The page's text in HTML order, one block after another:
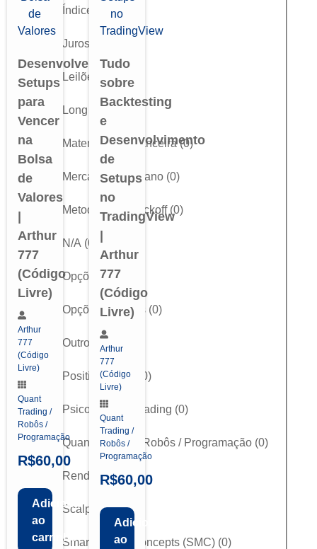
Índice
Juros (DI)
Leilões
Long & Short(0 )
Matemática Financeira(0)
Mercado Americano (0)
Metodologia Wyckoff (0)
N/A (0
Opções(0)
Opções Binárias (0)
Outros (0)
Position Trade 0)
Psicologia do Trading (0)
Quant Trading / Robôs / Programação (0)
Renda Fixa(0
Scalping(0)
Smart Money Concepts (SMC) (0)
Desenvolvendo
Setups
para
Vencer
na
Bolsa
de
Valores
|
Arthur
777
(Código
Livre)
Arthur
777
(Código
Livre)
Quant
Trading /
Robôs /
Programação
R$60,00
Adicionar
ao
carrinho
Tudo
sobre
Backtesting
e
Desenvolvimento
de
Setups
no
TradingView
|
Arthur
777
(Código
Livre)
Arthur
777
(Código
Livre)
Quant
Trading /
Robôs /
Programação
R$60,00
Adicionar
ao